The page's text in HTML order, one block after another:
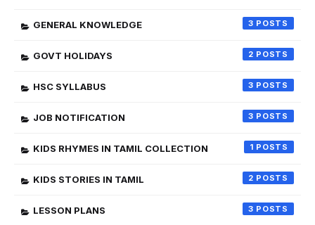
GENERAL KNOWLEDGE 3
GOVT HOLIDAYS 2
HSC SYLLABUS 3
JOB NOTIFICATION 3
KIDS RHYMES IN TAMIL COLLECTION 1
KIDS STORIES IN TAMIL 2
LESSON PLANS 3